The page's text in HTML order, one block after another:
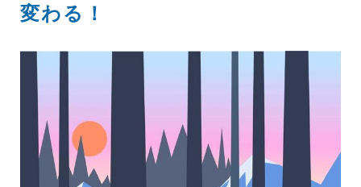
変わる！